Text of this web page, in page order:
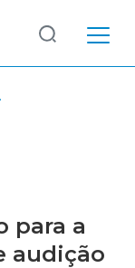
para a
audição